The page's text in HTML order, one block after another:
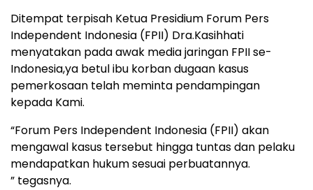
Ditempat terpisah Ketua Presidium Forum Pers
Independent Indonesia (FPII) Dra.Kasihhati
menyatakan pada awak media jaringan FPII se-
Indonesia,ya betul ibu korban dugaan kasus
pemerkosaan telah meminta pendampingan
kepada Kami.
“Forum Pers Independent Indonesia (FPII) akan
mengawal kasus tersebut hingga tuntas dan pelaku
mendapatkan hukum sesuai perbuatannya.
” tegasnya.